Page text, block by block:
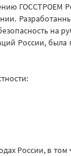
ГОССТРОЕМ
на
России,
России, в